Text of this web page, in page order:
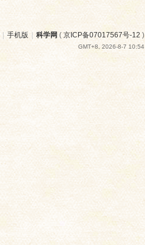
手机版 科学网 (京ICP备07017567号-12 )
GMT+8, 2026-8-7 10:54